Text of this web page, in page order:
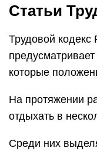
Статьи
Трудовой
которые
На протяжении
отдыхать в
Среди них